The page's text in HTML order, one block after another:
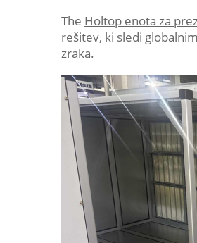
The Holtop enota za
rešitev, ki sledi
zraka.